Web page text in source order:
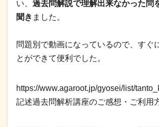
い、 過去問解説で理解出来なかった問
聞き ました。
問題別で動画になっているので、すぐ
とができて便利でした。
https://www.agaroot.jp/gyosei/list/
記述過去問解析講座のご感想・ご利用